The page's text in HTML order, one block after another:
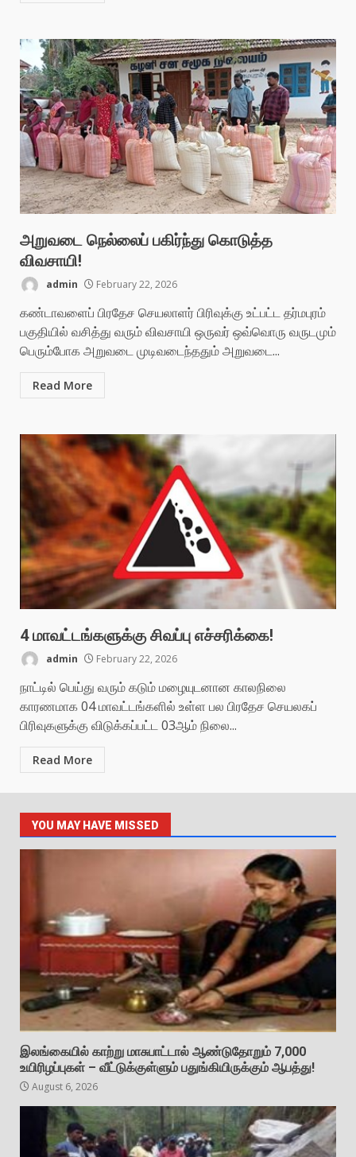
அறுவடை நெல்லைப் பகிர்ந்து கொடுத்த
விவசாயி!
admin February 22, 2026
கண்டாவளைப் பிரதேச செயலாளர் பிரிவுக்கு உட்பட்ட தர்மபுரம்
பகுதியில் வசித்து வரும் விவசாயி ஒருவர் ஒவ்வொரு வருடமும்
பெரும்போக அறுவடை முடிவடைந்ததும் அறுவடை...
Read More
4 மாவட்டங்களுக்கு சிவப்பு எச்சரிக்கை!
admin February 22, 2026
நாட்டில் பெய்து வரும் கடும் மழையுடனான காலநிலை
காரணமாக 04 மாவட்டங்களில் உள்ள பல பிரதேச செயலகப்
பிரிவுகளுக்கு விடுக்கப்பட்ட 03ஆம் நிலை...
Read More
YOU MAY HAVE MISSED
இலங்கையில் காற்று மாசுபாட்டால் ஆண்டுதோறும் 7,000
உயிரிழப்புகள் – வீட்டுக்குள்ளும் பதுங்கியிருக்கும் ஆபத்து!
August 6, 2026